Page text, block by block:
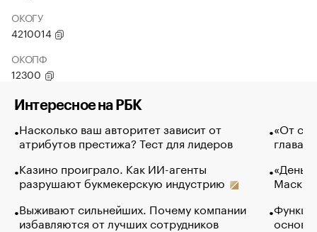
ОКОГУ
4210014
ОКОПФ
12300
Интересное на РБК
Насколько ваш авторитет зависит от
атрибутов престижа? Тест для лидеров
Казино проиграло. Как ИИ-агенты
разрушают букмекерскую индустрию
Выживают сильнейших. Почему компании
избавляются от лучших сотрудников
«От
глава
Маск в
основ